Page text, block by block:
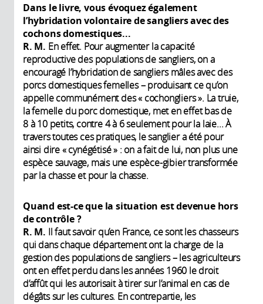
Dans le livre, vous évoquez également
l’hybridation volontaire de sangliers avec des
cochons domestiques...
R. M. En effet. Pour augmenter la capacité
reproductive des populations de sangliers, on a
encouragé l’hybridation de sangliers mâles avec des
porcs domestiques femelles – produisant ce qu’on
appelle communément des « cochongliers ». La truie,
la femelle du porc domestique, met en effet bas de
8 à 10 petits, contre 4 à 6 seulement pour la laie... À
travers toutes ces pratiques, le sanglier a été pour
ainsi dire « cynégétisé » : on a fait de lui, non plus une
espèce sauvage, mais une espèce-gibier transformée
par la chasse et pour la chasse.
Quand est-ce que la situation est devenue hors
de contrôle ?
R. M. Il faut savoir qu’en France, ce sont les chasseurs
qui dans chaque département ont la charge de la
gestion des populations de sangliers – les agriculteurs
ont en effet perdu dans les années 1960 le droit
d’affût qui les autorisait à tirer sur l’animal en cas de
dégâts sur les cultures. En contrepartie, les